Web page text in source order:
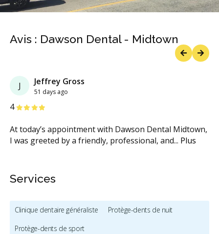
Avis : Dawson Dental - Midtown
J Jeffrey Gross
51 days ago
4étoiles
At today’s appointment with Dawson Dental Midtown,
I was greeted by a friendly, professional, and... Plus
étoiles
étoiles
étoiles
étoiles
Services
Clinique dentaire généraliste
Protège-dents de nuit
Protège-dents de sport